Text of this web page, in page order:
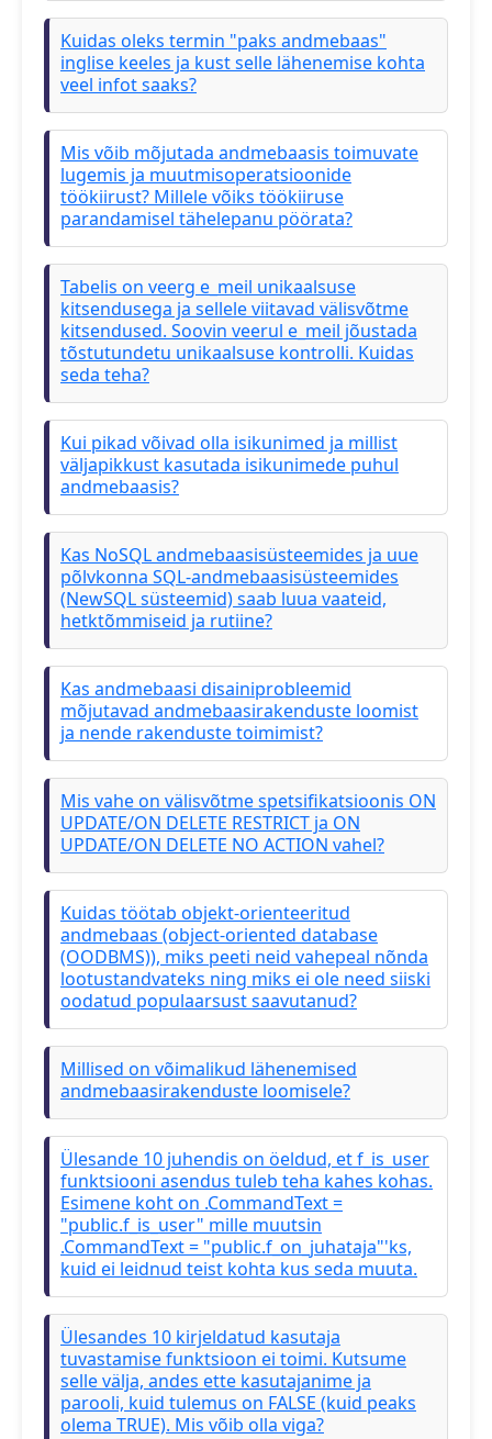
Kuidas oleks termin "paks andmebaas"
inglise keeles ja kust selle lähenemise kohta
veel infot saaks?
Mis võib mõjutada andmebaasis toimuvate
lugemis ja muutmisoperatsioonide
töökiirust? Millele võiks töökiiruse
parandamisel tähelepanu pöörata?
Tabelis on veerg e_meil unikaalsuse
kitsendusega ja sellele viitavad välisvõtme
kitsendused. Soovin veerul e_meil jõustada
tõstutundetu unikaalsuse kontrolli. Kuidas
seda teha?
Kui pikad võivad olla isikunimed ja millist
väljapikkust kasutada isikunimede puhul
andmebaasis?
Kas NoSQL andmebaasisüsteemides ja uue
põlvkonna SQL-andmebaasisüsteemides
(NewSQL süsteemid) saab luua vaateid,
hetktõmmiseid ja rutiine?
Kas andmebaasi disainiprobleemid
mõjutavad andmebaasirakenduste loomist
ja nende rakenduste toimimist?
Mis vahe on välisvõtme spetsifikatsioonis ON
UPDATE/ON DELETE RESTRICT ja ON
UPDATE/ON DELETE NO ACTION vahel?
Kuidas töötab objekt-orienteeritud
andmebaas (object-oriented database
(OODBMS)), miks peeti neid vahepeal nõnda
lootustandvateks ning miks ei ole need siiski
oodatud populaarsust saavutanud?
Millised on võimalikud lähenemised
andmebaasirakenduste loomisele?
Ülesande 10 juhendis on öeldud, et f_is_user
funktsiooni asendus tuleb teha kahes kohas.
Esimene koht on .CommandText =
"public.f_is_user" mille muutsin
.CommandText = "public.f_on_juhataja"'ks,
kuid ei leidnud teist kohta kus seda muuta.
Ülesandes 10 kirjeldatud kasutaja
tuvastamise funktsioon ei toimi. Kutsume
selle välja, andes ette kasutajanime ja
parooli, kuid tulemus on FALSE (kuid peaks
olema TRUE). Mis võib olla viga?